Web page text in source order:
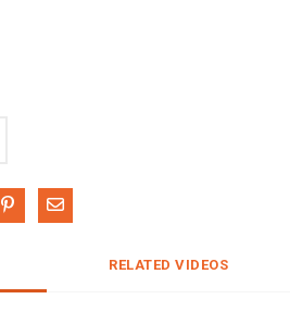
on LinkedIn
Pin on Pinterest
Share via Email
RELATED VIDEOS